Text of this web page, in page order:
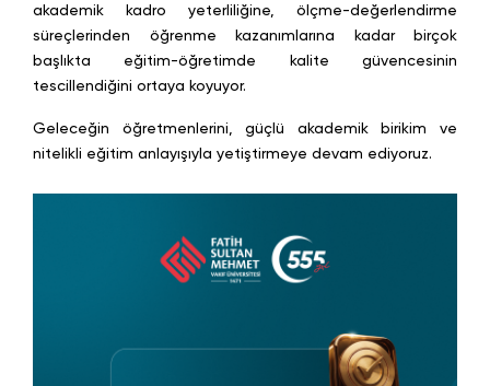
akademik kadro yeterliliğine, ölçme-değerlendirme
süreçlerinden öğrenme kazanımlarına kadar birçok
başlıkta eğitim-öğretimde kalite güvencesinin
tescillendiğini ortaya koyuyor.
Geleceğin öğretmenlerini, güçlü akademik birikim ve
nitelikli eğitim anlayışıyla yetiştirmeye devam ediyoruz.